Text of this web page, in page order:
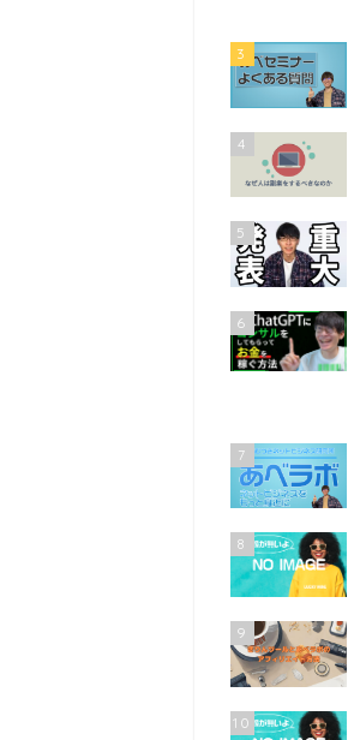
3
4
5
6
7
8
9
10